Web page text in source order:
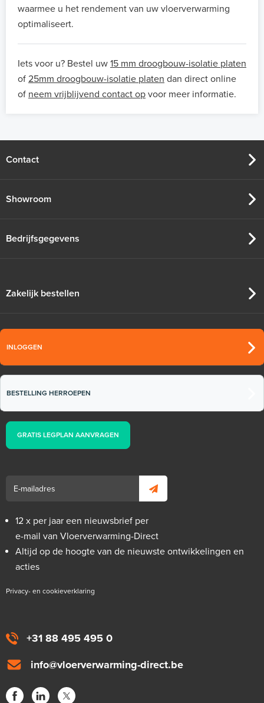
waarmee u het rendement van uw vloerverwarming
optimaliseert.
Iets voor u? Bestel uw 15 mm droogbouw-isolatie platen
of 25mm droogbouw-isolatie platen dan direct online
of neem vrijblijvend contact op voor meer informatie.
+31 88 495 495 0
info@vloerverwarming-direct.be
Contact
Showroom
Bedrijfsgegevens
Zakelijk bestellen
INLOGGEN
BESTELLING HERROEPEN
GRATIS LEGPLAN AANVRAGEN
12 x per jaar een nieuwsbrief per
e-mail van Vloerverwarming-Direct
Altijd op de hoogte van de nieuwste ontwikkelingen en
acties
Privacy- en cookieverklaring